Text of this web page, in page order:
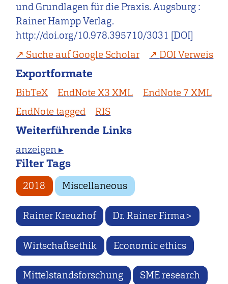
und Grundlagen für die Praxis. Augsburg :
Rainer Hampp Verlag.
http://doi.org/10.978.395710/3031 [DOI]
Suche auf Google Scholar
DOI Verweis
Exportformate
BibTeX EndNote X3 XML
EndNote 7 XML
EndNote tagged
RIS
Weiterführende Links
anzeigen ▸
Filter Tags
2018 Miscellaneous
Rainer Kreuzhof Dr. Rainer Firma>
Wirtschaftsethik Economic ethics
Mittelstandsforschung SME research